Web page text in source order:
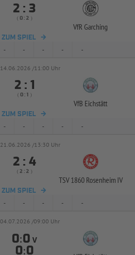
 : 
( :  )
VfR Garching
ZUM SPIEL
- - - - -
14.06.2026 /11:00 Uhr
 : 
( :  )
VfB Eichstätt
ZUM SPIEL
- - - - -
21.06.2026 /13:30 Uhr
 : 
(  :  )
TSV 1860 Rosenheim IV
ZUM SPIEL
- - - - -
04.07.2026 /09:00 Uhr
: V
: